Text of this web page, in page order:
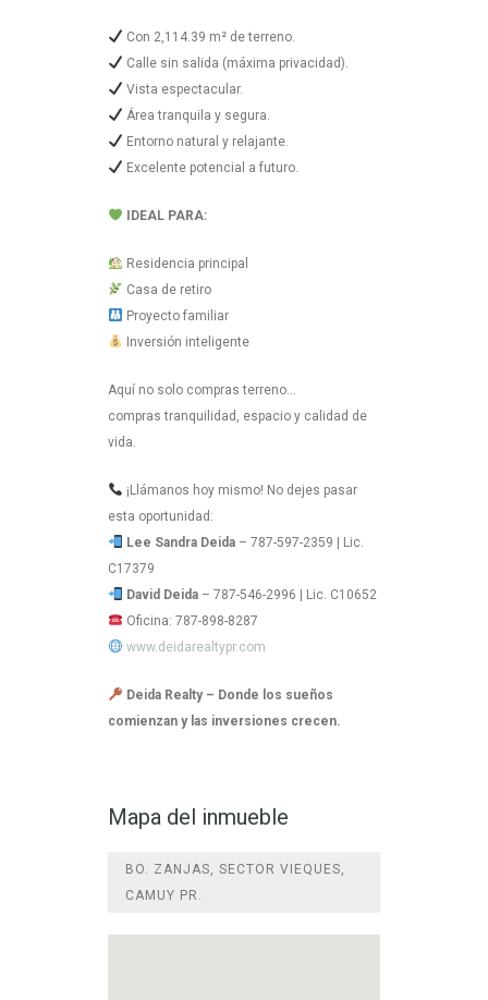
Con 2,114.39 m² de terreno.
Calle sin salida (máxima privacidad).
Vista espectacular.
Área tranquila y segura.
Entorno natural y relajante.
Excelente potencial a futuro.
IDEAL PARA:
Residencia principal
Casa de retiro
Proyecto familiar
Inversión inteligente
Aquí no solo compras terreno…
compras tranquilidad, espacio y calidad de
vida.
¡Llámanos hoy mismo! No dejes pasar
esta oportunidad:
Lee Sandra Deida– 787-597-2359 | Lic.
C17379
David Deida– 787-546-2996 | Lic. C10652
Oficina: 787-898-8287
www.deidarealtypr.com
Deida Realty – Donde los sueños
comienzan y las inversiones crecen.
Mapa del inmueble
BO. ZANJAS, SECTOR VIEQUES,
CAMUY PR.